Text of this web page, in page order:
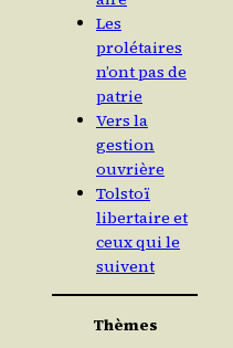
Les
prolétaires
n’ont pas de
patrie
Vers la
gestion
ouvrière
Tolstoï
libertaire et
ceux qui le
suivent
Thèmes